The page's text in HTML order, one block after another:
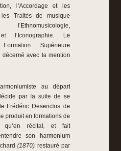
l’Accordage et les
les Traités de musique
et l’Iconographie. Le
Supérieure
décerné avec la mention
au départ
par la suite de se
Frédéric Desenclos de
produit en formations de
qu’en récital, et fait
son harmonium
(1870) restauré par